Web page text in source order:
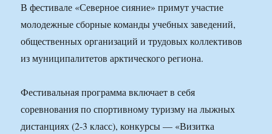
В фестивале «Северное сияние» примут участие
молодежные сборные команды учебных заведений,
общественных организаций и трудовых коллективов
из муниципалитетов арктического региона.
Фестивальная программа включает в себя
соревнования по спортивному туризму на лыжных
дистанциях (2-3 класс), конкурсы — «Визитка